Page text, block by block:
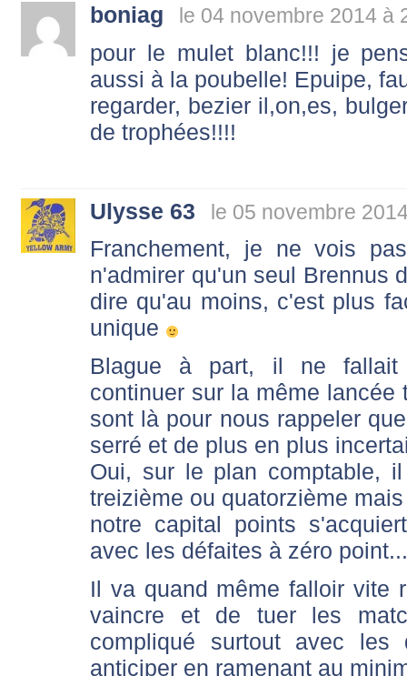
boniag le 04 novembre 2014 à
pour le mulet blanc!!! je
aussi à la poubelle! Epuipe,
regarder, bezier il,on,es,
de trophées!!!!
Ulysse 63 le 05 novembre
Franchement, je ne vois
n'admirer qu'un seul Brennus
dire qu'au moins, c'est plus
unique
Blague à part, il ne fallait
continuer sur la même
sont là pour nous rappeler
serré et de plus en plus
Oui, sur le plan comptable,
treizième ou quatorzième
notre capital points
avec les défaites à zéro point...
Il va quand même falloir vite
vaincre et de tuer les
compliqué surtout avec les
anticiper en ramenant au